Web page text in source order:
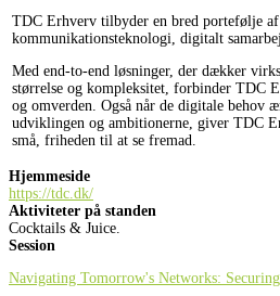
TDC Erhverv tilbyder en bred portefølje
kommunikationsteknologi, digitalt
Med end-to-end løsninger, der dækker
størrelse og kompleksitet, forbinder TDC
og omverden. Også når de digitale behov
udviklingen og ambitionerne, giver TDC
små, friheden til at se fremad.
Hjemmeside
https://tdc.dk/
Aktiviteter på standen
Cocktails & Juice.
Session
Navigating Tomorrow's Networks: